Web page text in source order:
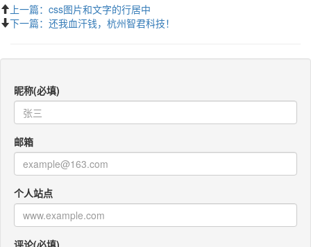
上一篇：css图片和文字的行居中
下一篇：还我血汗钱，杭州智君科技！
昵称(必填)
邮箱
个人站点
评论(必填)